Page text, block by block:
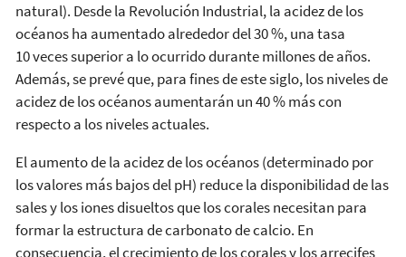
natural). Desde la Revolución Industrial, la acidez de los
océanos ha aumentado alrededor del 30 %, una tasa
10 veces superior a lo ocurrido durante millones de años.
Además, se prevé que, para fines de este siglo, los niveles de
acidez de los océanos aumentarán un 40 % más con
respecto a los niveles actuales.
El aumento de la acidez de los océanos (determinado por
los valores más bajos del pH) reduce la disponibilidad de las
sales y los iones disueltos que los corales necesitan para
formar la estructura de carbonato de calcio. En
consecuencia, el crecimiento de los corales y los arrecifes